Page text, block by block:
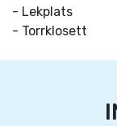
- Lekplats
- Torrklosett